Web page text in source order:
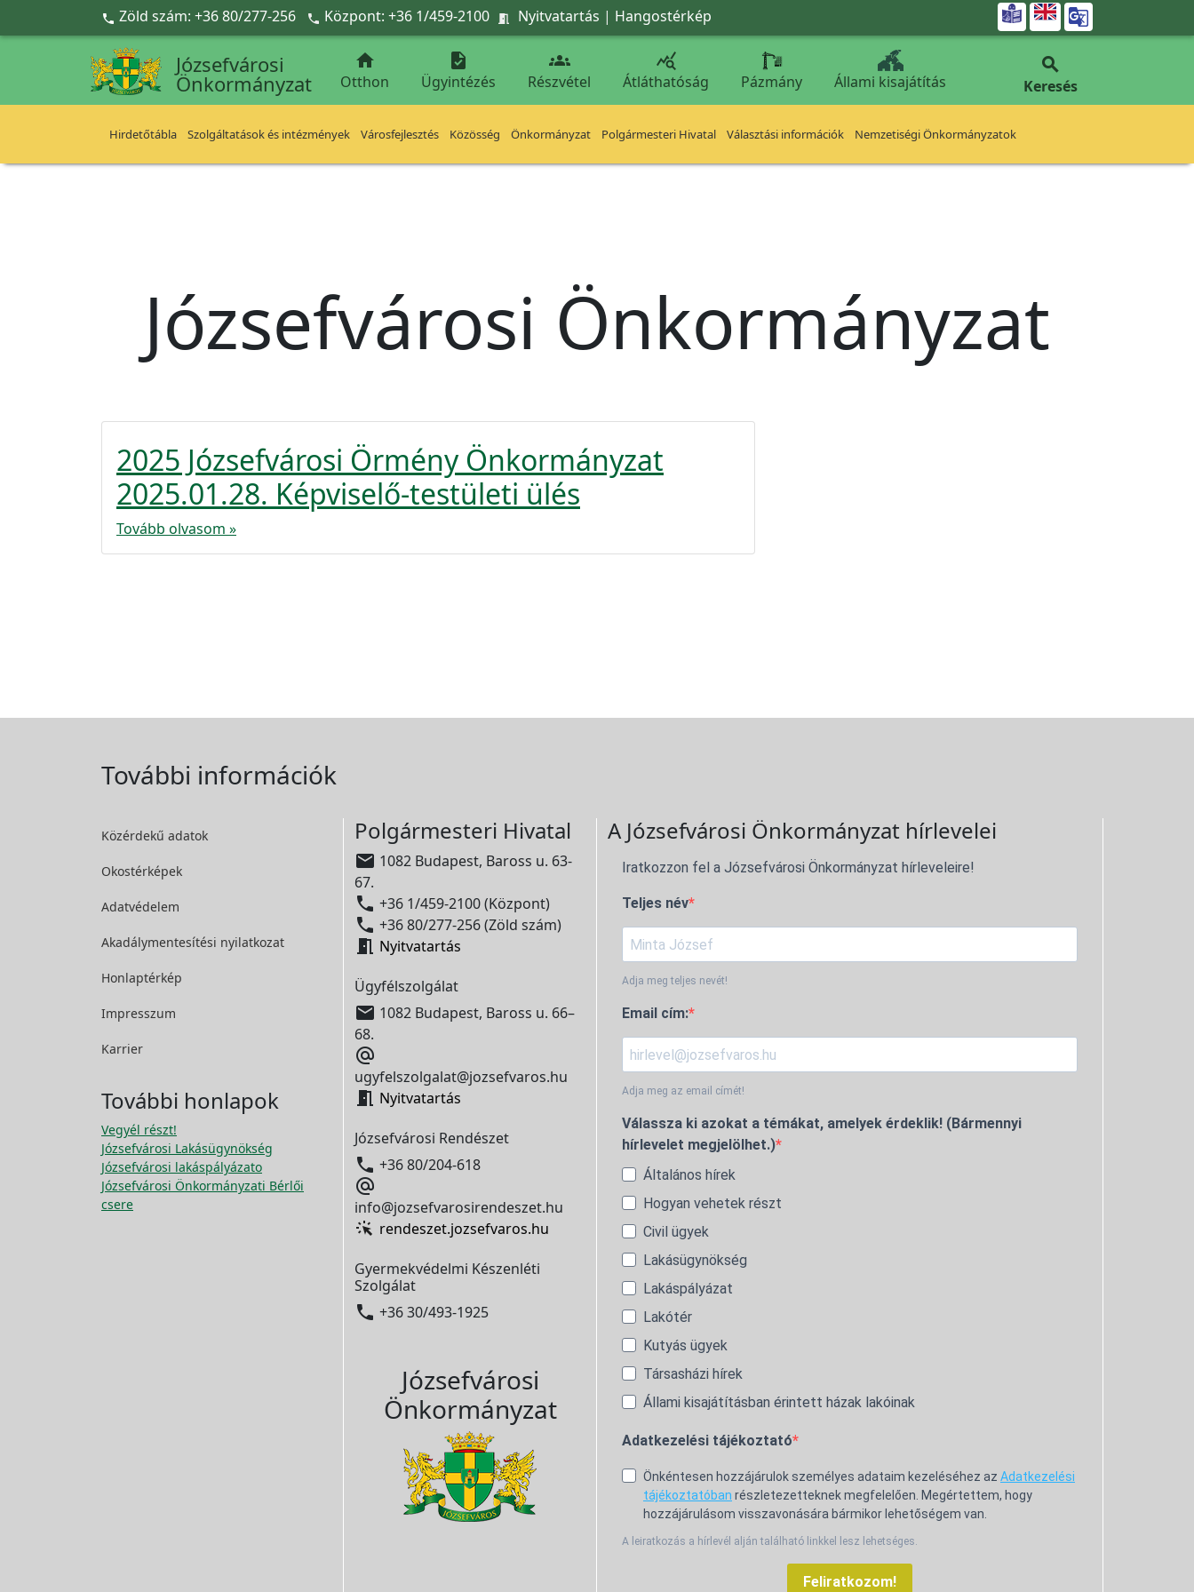
Ugrás a fő tartalomra
 Zöld szám: +36 80/277-256  Központ: +36 1/459-2100  Nyitvatartás | Hangostérkép 
Józsefvárosi
Önkormányzat

Otthon

Ügyintézés

Részvétel

Átláthatóság Pázmány Állami kisajátítás

Keresés
Hirdetőtábla Szolgáltatások és intézmények Városfejlesztés Közösség Önkormányzat Polgármesteri Hivatal Választási információk Nemzetiségi Önkormányzatok
Józsefvárosi Önkormányzat
2025 Józsefvárosi Örmény Önkormányzat
2025.01.28. Képviselő-testületi ülés
Tovább olvasom »
További információk
Közérdekű adatok
Okostérképek
Adatvédelem
Akadálymentesítési nyilatkozat
Honlaptérkép
Impresszum
Karrier
További honlapok
Vegyél részt!
Józsefvárosi Lakásügynökség
Józsefvárosi lakáspályázato
Józsefvárosi Önkormányzati Bérlői
csere
Polgármesteri Hivatal
 1082 Budapest, Baross u. 63-
67.
 +36 1/459-2100 (Központ)
 +36 80/277-256 (Zöld szám)
 Nyitvatartás
Ügyfélszolgálat
 1082 Budapest, Baross u. 66–
68.

ugyfelszolgalat@jozsefvaros.hu
 Nyitvatartás
Józsefvárosi Rendészet
 +36 80/204-618

info@jozsefvarosirendeszet.hu
rendeszet.jozsefvaros.hu
Gyermekvédelmi Készenléti
Szolgálat
 +36 30/493-1925
Józsefvárosi
Önkormányzat
A Józsefvárosi Önkormányzat hírlevelei
Iratkozzon fel a Józsefvárosi Önkormányzat hírleveleire!
Teljes név
Adja meg teljes nevét!
Email cím:
Adja meg az email címét!
Válassza ki azokat a témákat, amelyek érdeklik! (Bármennyi
hírlevelet megjelölhet.)
Általános hírek
Hogyan vehetek részt
Civil ügyek
Lakásügynökség
Lakáspályázat
Lakótér
Kutyás ügyek
Társasházi hírek
Állami kisajátításban érintett házak lakóinak
Adatkezelési tájékoztató
Önkéntesen hozzájárulok személyes adataim kezeléséhez az Adatkezelési
tájékoztatóban részletezetteknek megfelelően. Megértettem, hogy
hozzájárulásom visszavonására bármikor lehetőségem van.
A leiratkozás a hírlevél alján található linkkel lesz lehetséges.
Feliratkozom!